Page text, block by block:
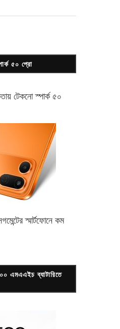
৫০ প্রো
টেকনোস্পার্ক ৫০
স্মার্টফোনে কম
এমএএইচ ব্যাটারিতে